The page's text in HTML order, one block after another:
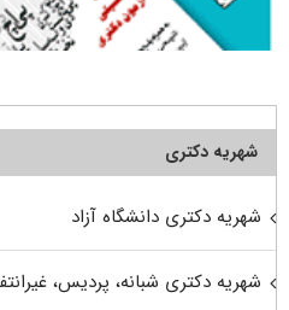
شهریه دکتری
شهریه دکتری دانشگاه آزاد
شهریه دکتری شبانه، پردیس،